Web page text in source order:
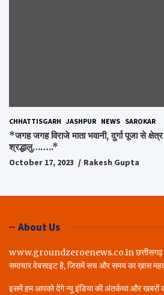
CHHATTISGARH JASHPUR NEWS SAROKAR
*जगह जगह विराजे माता भवानी, दुर्गा पूजा से
श्रद्धालु……..*
October 17, 2023 Rakesh Gupta
About Us
www.groundzeroenews.co.in छत्तीसगढ़ में
समाचार वेबसाइट है, जिसमें सच और समय का ख़ास
इसमें हम आपको देंगे न्यू इंडिया की अंतर्कथा और खबरों